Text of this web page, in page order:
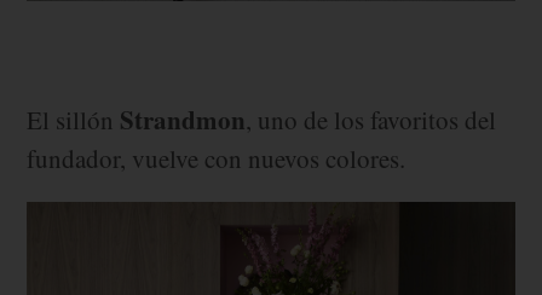
El sillón Strandmon, uno de los favoritos del
fundador, vuelve con nuevos colores.